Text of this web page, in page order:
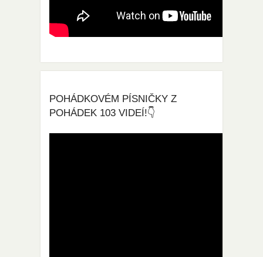
POHÁDKOVÉM PÍSNIČKY Z
POHÁDEK 103 VIDEÍ!👇